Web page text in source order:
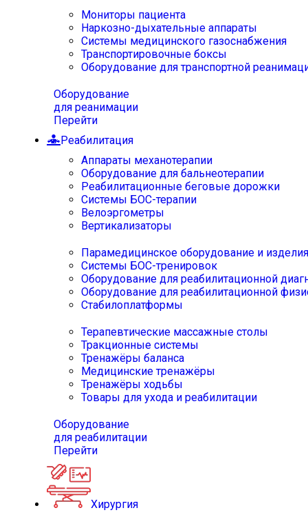
Мониторы пациента
Наркозно-дыхательные аппараты
Системы медицинского газоснабжения
Транспортировочные боксы
Оборудование для транспортной
Оборудование
для реанимации
Перейти
Реабилитация
Аппараты механотерапии
Оборудование для бальнеотерапии
Реабилитационные беговые дорожки
Системы БОС-терапии
Велоэргометры
Вертикализаторы
Парамедицинское оборудование и изделия
Системы БОС-тренировок
Оборудование для реабилитационной
Оборудование для реабилитационной
Стабилоплатформы
Терапевтические массажные столы
Тракционные системы
Тренажёры баланса
Медицинские тренажёры
Тренажёры ходьбы
Товары для ухода и реабилитации
Оборудование
для реабилитации
Перейти
Хирургия